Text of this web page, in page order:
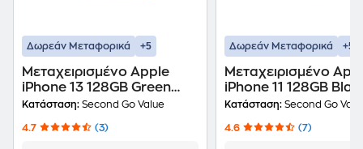
Δωρεάν Μεταφορικά +5
Μεταχειρισμένο Apple
iPhone 13 128GB Green
second go value Certified
Κατάσταση: Second Go Value
4.7 (3)
Δωρεάν Μεταφορικά +5
Μεταχειρισμένο
iPhone 11 128GB
second go value
Κατάσταση: Second Go
4.6 (7)